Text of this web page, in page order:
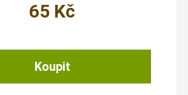
65 Kč